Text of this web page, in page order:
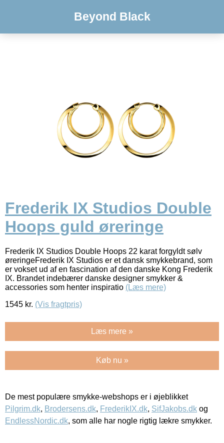
Beyond Black
Frederik IX Studios Double
Hoops guld øreringe
Frederik IX Studios Double Hoops 22 karat forgyldt sølv
øreringeFrederik IX Studios er et dansk smykkebrand, som
er vokset ud af en fascination af den danske Kong Frederik
IX. Brandet indebærer danske designer smykker &
accessories som henter inspiratio (Læs mere)
1545 kr. (Vis fragtpris)
Læs mere »
Køb nu »
De mest populære smykke-webshops er i øjeblikket
Pilgrim.dk, Brodersens.dk, FrederikIX.dk, SifJakobs.dk og
EndlessNordic.dk, som alle har nogle rigtig lækre smykker.